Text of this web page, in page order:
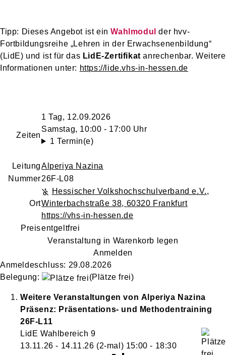
Tipp: Dieses Angebot ist einWahlmodul der hvv-
Fortbildungsreihe „Lehren in der Erwachsenenbildung“
(LidE) und ist für das LidE‑Zertifikat anrechenbar. Weitere
Informationen unter: https://lide.vhs-in-hessen.de
Zeiten
1 Tag, 12.09.2026
Samstag, 10:00 - 17:00 Uhr
1 Termin(e)
LeitungAlperiya Nazina
Nummer26F-L08
Ort
Hessischer Volkshochschulverband e.V.,
Winterbachstraße 38, 60320 Frankfurt
https://vhs-in-hessen.de
Preisentgeltfrei
Veranstaltung in Warenkorb legen
Anmelden
Anmeldeschluss: 29.08.2026
Belegung:
(Plätze frei)
Weitere Veranstaltungen von Alperiya Nazina
Präsenz: Präsentations- und Methodentraining
26F-L11
LidE Wahlbereich 9
13.11.26 - 14.11.26 (2-mal) 15:00 - 18:30